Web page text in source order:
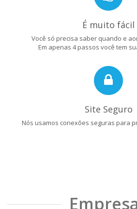
É muito fácil
Você só precisa saber quando e
Em apenas 4 passos você tem
Site Seguro
Nós usamos conexões seguras para